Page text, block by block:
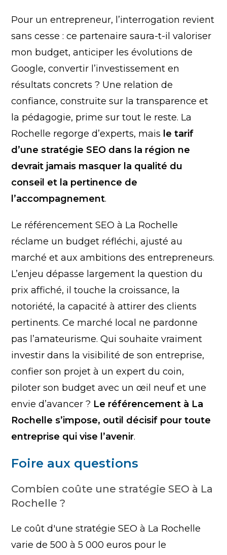
Pour un entrepreneur, l’interrogation revient
sans cesse : ce partenaire saura-t-il valoriser
mon budget, anticiper les évolutions de
Google, convertir l’investissement en
résultats concrets ? Une relation de
confiance, construite sur la transparence et
la pédagogie, prime sur tout le reste. La
Rochelle regorge d’experts, mais le tarif
d’une stratégie SEO dans la région ne
devrait jamais masquer la qualité du
conseil et la pertinence de
l’accompagnement.
Le référencement SEO à La Rochelle
réclame un budget réfléchi, ajusté au
marché et aux ambitions des entrepreneurs.
L’enjeu dépasse largement la question du
prix affiché, il touche la croissance, la
notoriété, la capacité à attirer des clients
pertinents. Ce marché local ne pardonne
pas l’amateurisme. Qui souhaite vraiment
investir dans la visibilité de son entreprise,
confier son projet à un expert du coin,
piloter son budget avec un œil neuf et une
envie d’avancer ? Le référencement à La
Rochelle s’impose, outil décisif pour toute
entreprise qui vise l’avenir.
Foire aux questions
Combien coûte une stratégie SEO à La
Rochelle ?
Le coût d'une stratégie SEO à La Rochelle
varie de 500 à 5 000 euros pour le